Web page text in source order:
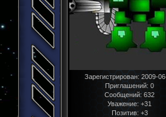
Зарегистрирован: 2009-
Приглашений: 0
Сообщений: 632
Уважение: +31
Позитив: +3